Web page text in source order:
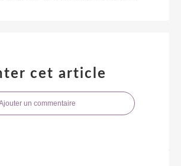
cet article
un commentaire